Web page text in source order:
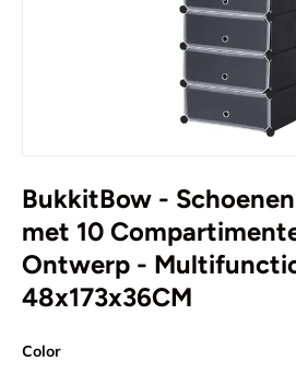
BukkitBow -
met 10
Ontwerp -
48x173x36CM
Color